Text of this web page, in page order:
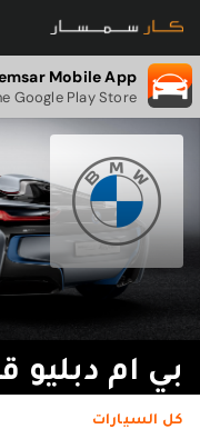
Mobile App
Google Play Store.
بي ام دبليو
كل السيارات